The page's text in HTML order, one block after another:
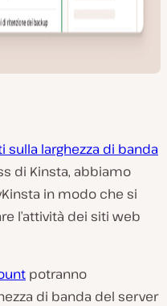
sulla larghezza di banda
di Kinsta, abbiamo
in modo che si
l’attività dei siti web
potranno
di banda del server